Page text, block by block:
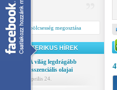
másokra?
Buiddha
Napi bölcsesség megosztása
EZOTERIKUS HÍREK
A világ legdrágább
esszenciális olajai
április 24.